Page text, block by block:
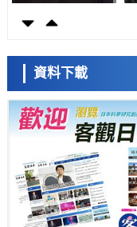
政策
日本第2次醫療研究開發
千葉大學鑑定出導致難治
「MYL9/12」，會引發血
科學研究
京都大學高效生成光的構
科學研究
用數理模型詮釋慢性蕁麻
佳治療
科學研究
【JST事業成果】發現室
科學研究
日本科學未來館 科學交
資料下載